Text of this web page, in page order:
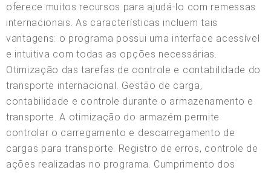
oferece muitos recursos para ajudá-lo com remessas
internacionais. As características incluem tais
vantagens: o programa possui uma interface acessível
e intuitiva com todas as opções necessárias.
Otimização das tarefas de controle e contabilidade do
transporte internacional. Gestão de carga,
contabilidade e controle durante o armazenamento e
transporte. A otimização do armazém permite
controlar o carregamento e descarregamento de
cargas para transporte. Registro de erros, controle de
ações realizadas no programa. Cumprimento dos